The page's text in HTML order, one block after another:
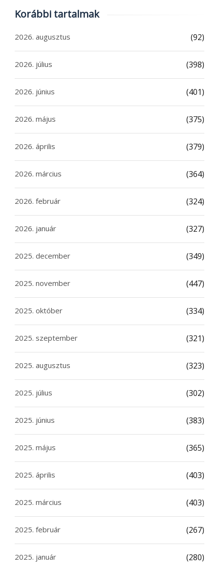
Korábbi tartalmak
2026. augusztus (92)
2026. július (398)
2026. június (401)
2026. május (375)
2026. április (379)
2026. március (364)
2026. február (324)
2026. január (327)
2025. december (349)
2025. november (447)
2025. október (334)
2025. szeptember (321)
2025. augusztus (323)
2025. július (302)
2025. június (383)
2025. május (365)
2025. április (403)
2025. március (403)
2025. február (267)
2025. január (280)